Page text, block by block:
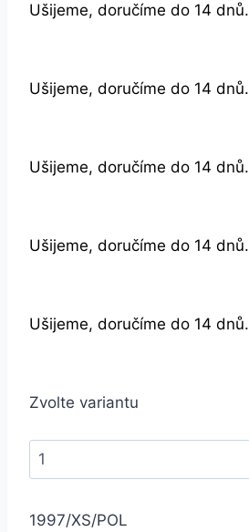
Ušijeme, doručíme do 14 dnů.
Ušijeme, doručíme do 14 dnů.
Ušijeme, doručíme do 14 dnů.
Ušijeme, doručíme do 14 dnů.
Ušijeme, doručíme do 14 dnů.
Zvolte variantu
1997/XS/POL